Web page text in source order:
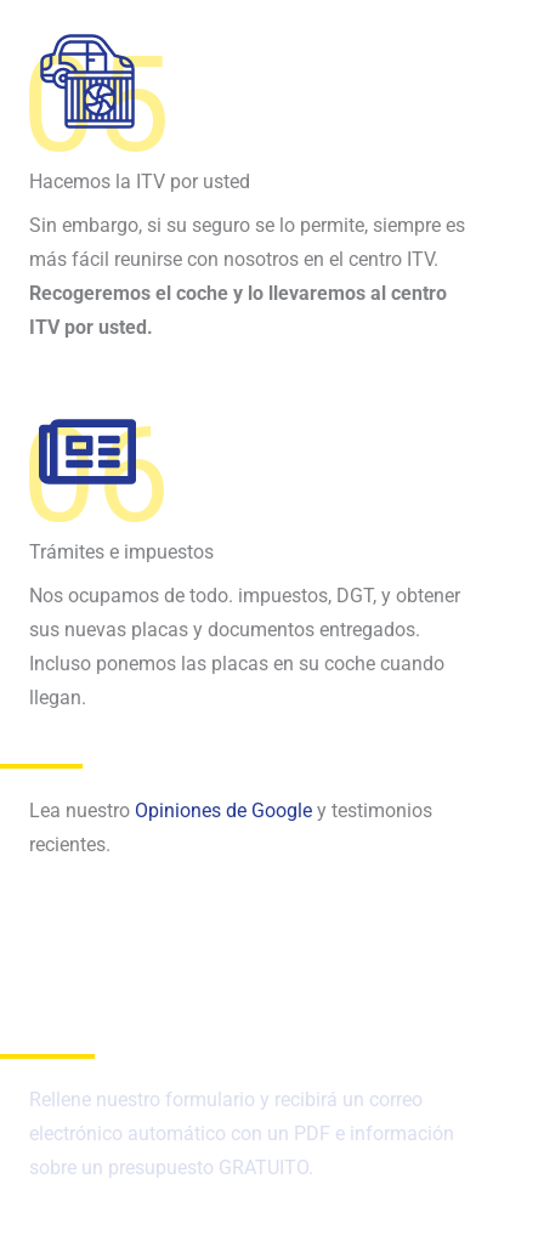
05
Hacemos la ITV por usted
Sin embargo, si su seguro se lo permite, siempre es
más fácil reunirse con nosotros en el centro ITV.
Recogeremos el coche y lo llevaremos al centro
ITV por usted.
06
Trámites e impuestos
Nos ocupamos de todo. impuestos, DGT, y obtener
sus nuevas placas y documentos entregados.
Incluso ponemos las placas en su coche cuando
llegan.
Lea nuestro Opiniones de Google y testimonios
recientes.
Rellene nuestro formulario y recibirá un correo
electrónico automático con un PDF e información
sobre un presupuesto GRATUITO.